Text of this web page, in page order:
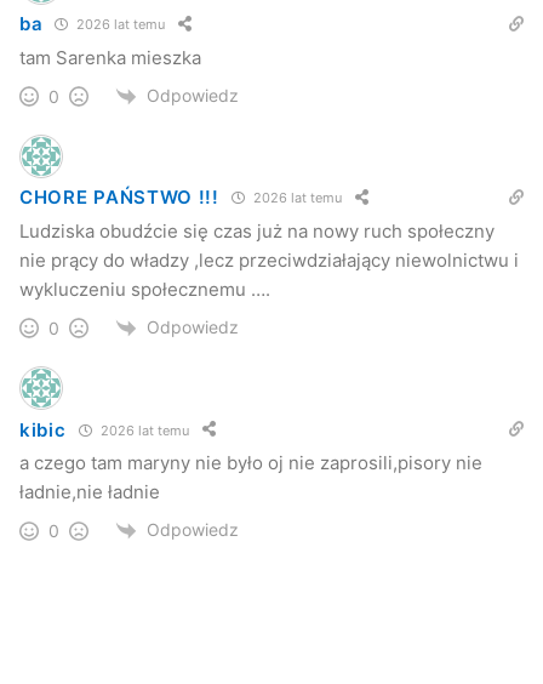
ba 2026 lat temu
tam Sarenka mieszka
0 Odpowiedz
CHORE PAŃSTWO !!! 2026 lat temu
Ludziska obudźcie się czas już na nowy ruch społeczny
nie prący do władzy ,lecz przeciwdziałający niewolnictwu i
wykluczeniu społecznemu ….
0 Odpowiedz
kibic 2026 lat temu
a czego tam maryny nie było oj nie zaprosili,pisory nie
ładnie,nie ładnie
0 Odpowiedz